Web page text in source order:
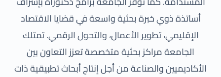
أساتذة ذوي خبرة بحثية واسعة في قضايا الاقتصاد
الإقليمي، تطوير الأعمال، والتحول الرقمي. تمتلك
الجامعة مراكز بحثية متخصصة تعزز التعاون بين
الأكاديميين والصناعة من أجل إنتاج أبحاث تطبيقية ذات